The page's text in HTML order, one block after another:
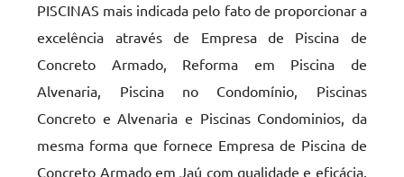
PISCINAS mais indicada pelo fato de proporcionar a
excelência através de Empresa de Piscina de
Concreto Armado, Reforma em Piscina de
Alvenaria, Piscina no Condomínio, Piscinas
Concreto e Alvenaria e Piscinas Condominios, da
mesma forma que fornece Empresa de Piscina de
Concreto Armado em Jaú com qualidade e eficácia.